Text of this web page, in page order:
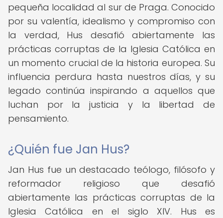
pequeña localidad al sur de Praga. Conocido
por su valentía, idealismo y compromiso con
la verdad, Hus desafió abiertamente las
prácticas corruptas de la Iglesia Católica en
un momento crucial de la historia europea. Su
influencia perdura hasta nuestros días, y su
legado continúa inspirando a aquellos que
luchan por la justicia y la libertad de
pensamiento.
¿Quién fue Jan Hus?
Jan Hus fue un destacado teólogo, filósofo y
reformador religioso que desafió
abiertamente las prácticas corruptas de la
Iglesia Católica en el siglo XIV. Hus es